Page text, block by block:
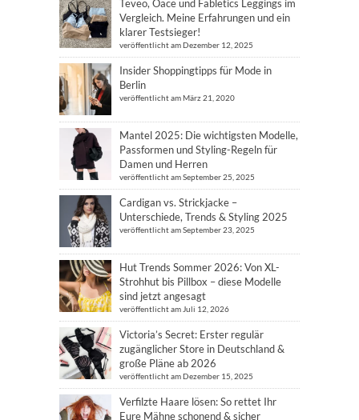
Teveo, Oace und Fabletics Leggings im
Vergleich. Meine Erfahrungen und ein
klarer Testsieger!
veröffentlicht am Dezember 12, 2025
Insider Shoppingtipps für Mode in
Berlin
veröffentlicht am März 21, 2020
Mantel 2025: Die wichtigsten Modelle,
Passformen und Styling-Regeln für
Damen und Herren
veröffentlicht am September 25, 2025
Cardigan vs. Strickjacke –
Unterschiede, Trends & Styling 2025
veröffentlicht am September 23, 2025
Hut Trends Sommer 2026: Von XL-
Strohhut bis Pillbox – diese Modelle
sind jetzt angesagt
veröffentlicht am Juli 12, 2026
Victoria’s Secret: Erster regulär
zugänglicher Store in Deutschland &
große Pläne ab 2026
veröffentlicht am Dezember 15, 2025
Verfilzte Haare lösen: So rettet Ihr
Eure Mähne schonend & sicher